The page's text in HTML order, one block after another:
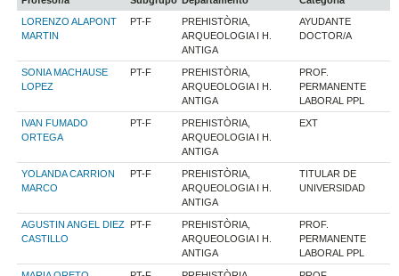
LORENZO ALAPONT
MARTIN
PT-F
PREHISTÒRIA,
ARQUEOLOGIA I H.
ANTIGA
AYUDANTE
DOCTOR/A
SONIA MACHAUSE
LOPEZ
PT-F
PREHISTÒRIA,
ARQUEOLOGIA I H.
ANTIGA
PROF.
PERMANENTE
LABORAL PPL
IVAN FUMADO
ORTEGA
PT-F
PREHISTÒRIA,
ARQUEOLOGIA I H.
ANTIGA
EXT
YOLANDA CARRION
MARCO
PT-F
PREHISTÒRIA,
ARQUEOLOGIA I H.
ANTIGA
TITULAR DE
UNIVERSIDAD
AGUSTIN ANGEL DIEZ
CASTILLO
PT-F
PREHISTÒRIA,
ARQUEOLOGIA I H.
ANTIGA
PROF.
PERMANENTE
LABORAL PPL